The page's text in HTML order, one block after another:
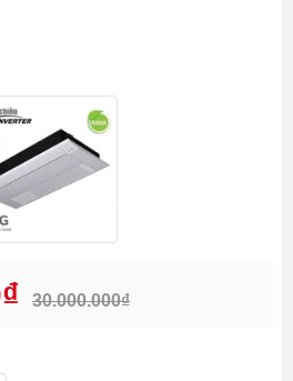
30.000.000₫